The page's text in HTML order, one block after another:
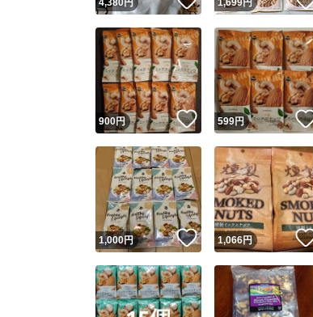
4,380円 1,699円
900円 いいね！
599円
1,000円 いいね！
1,066円